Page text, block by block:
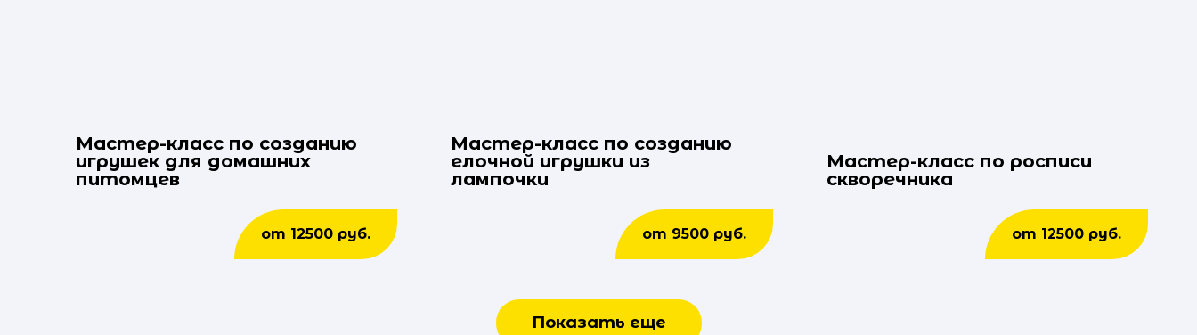
Мастер-класс по созданию
игрушек для домашних
питомцев
от 12500 руб.
Мастер-класс по созданию
елочной игрушки из
лампочки
от 9500 руб.
Мастер-класс по росписи
скворечника
от 12500 руб.
Показать еще